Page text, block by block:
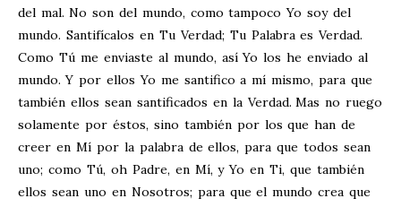
del mal. No son del mundo, como tampoco Yo soy del
mundo. Santifícalos en Tu Verdad; Tu Palabra es Verdad.
Como Tú me enviaste al mundo, así Yo los he enviado al
mundo. Y por ellos Yo me santifico a mí mismo, para que
también ellos sean santificados en la Verdad. Mas no ruego
solamente por éstos, sino también por los que han de
creer en Mí por la palabra de ellos, para que todos sean
uno; como Tú, oh Padre, en Mí, y Yo en Ti, que también
ellos sean uno en Nosotros; para que el mundo crea que